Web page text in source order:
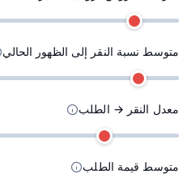
متوسط نسبة النقر إلى الظهور الحالي
معدل النقر → الطلب
متوسط قيمة الطلب